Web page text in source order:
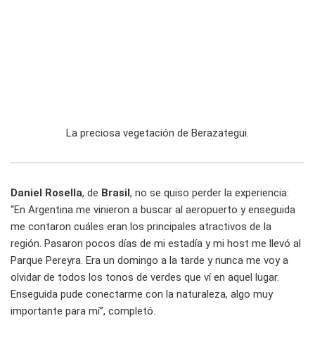
La preciosa vegetación de Berazategui.
Daniel Rosella, de Brasil, no se quiso perder la experiencia:
“En Argentina me vinieron a buscar al aeropuerto y enseguida
me contaron cuáles eran los principales atractivos de la
región. Pasaron pocos días de mi estadía y mi host me llevó al
Parque Pereyra. Era un domingo a la tarde y nunca me voy a
olvidar de todos los tonos de verdes que ví en aquel lugar.
Enseguida pude conectarme con la naturaleza, algo muy
importante para mí”, completó.